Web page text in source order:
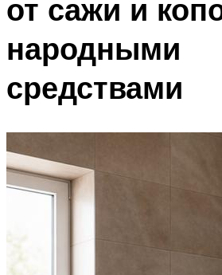
от сажи и
народными
средствами